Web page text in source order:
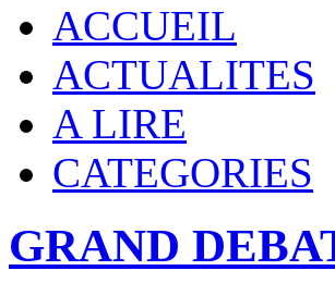
ACCUEIL
ACTUALITES
A LIRE
CATEGORIES
GRAND